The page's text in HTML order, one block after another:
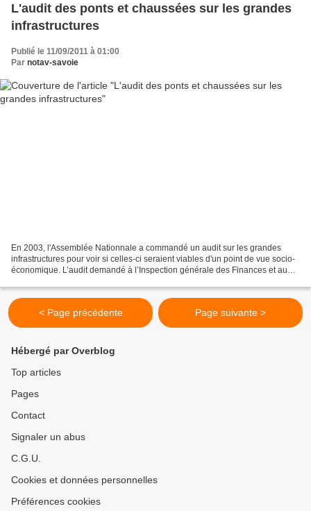
L'audit des ponts et chaussées sur les grandes
infrastructures
Publié le 11/09/2011 à 01:00
Par notav-savoie
En 2003, l'Assemblée Nationnale a commandé un audit sur les grandes
infrastructures pour voir si celles-ci seraient viables d'un point de vue socio-
économique. L’audit demandé à l’Inspection générale des Finances et au
< Page précédente Page suivante >
Hébergé par Overblog
Top articles
Pages
Contact
Signaler un abus
C.G.U.
Cookies et données personnelles
Préférences cookies